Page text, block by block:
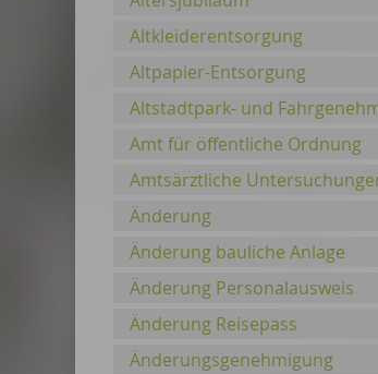
Altkleiderentsorgung
Altpapier-Entsorgung
Altstadtpark- und
Amt für öffentliche Ordnung
Amtsärztliche
Änderung
Änderung bauliche Anlage
Änderung Personalausweis
Änderung Reisepass
Änderungsgenehmigung